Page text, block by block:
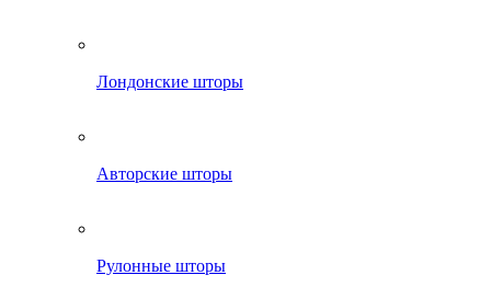
Лондонские шторы
Авторские шторы
Рулонные шторы